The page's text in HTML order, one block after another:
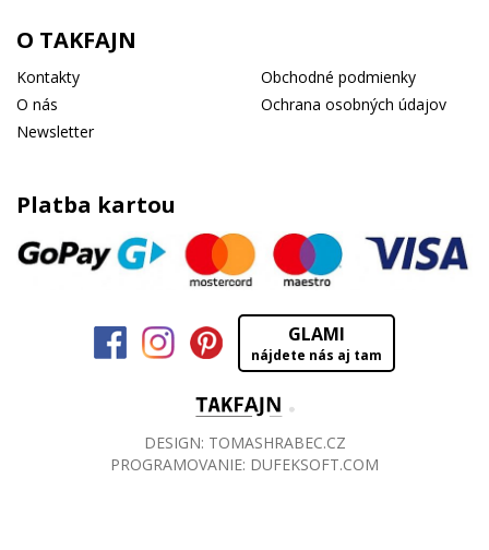
O TAKFAJN
Kontakty
Obchodné podmienky
O nás
Ochrana osobných údajov
Newsletter
Platba kartou
GLAMI
nájdete nás aj tam
DESIGN: TOMASHRABEC.CZ
PROGRAMOVANIE: DUFEKSOFT.COM